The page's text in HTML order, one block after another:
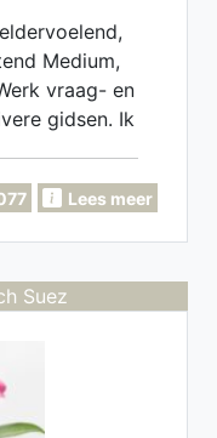
Medium,
vraag- en
gidsen. Ik
help om de
nemen.Lees meer
Suez